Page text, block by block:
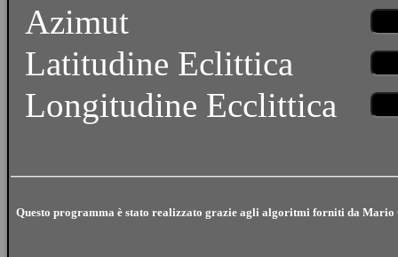
Azimut
Latitudine Eclittica
Longitudine Ecclittica
Questo programma è stato realizzato grazie agli algoritmi forniti da Mario